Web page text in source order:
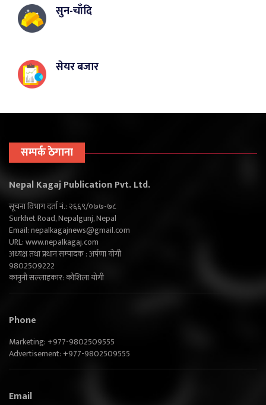
सुन-चाँदि
सेयर बजार
सम्पर्क ठेगाना
Nepal Kagaj Publication Pvt. Ltd.
सूचना विभाग दर्ता नं.: २६६९/०७७-७८
Surkhet Road, Nepalgunj, Nepal
Email:nepalkagajnews@gmail.com
URL: www.nepalkagaj.com
अध्यक्ष तथा प्रधान सम्पादक : अर्पणा योगी
9802509222
कानुनी सल्लाहकार: कौशिला योगी
Phone
Marketing: +977-9802509555
Advertisement: +977-9802509555
Email